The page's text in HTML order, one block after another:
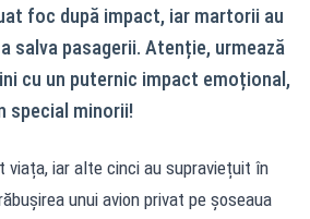
foc după impact, iar martorii au
salva pasagerii. Atenție, urmează
cu un puternic impact emoțional,
special minorii!
viața, iar alte cinci au supraviețuit în
unui avion privat pe șoseaua